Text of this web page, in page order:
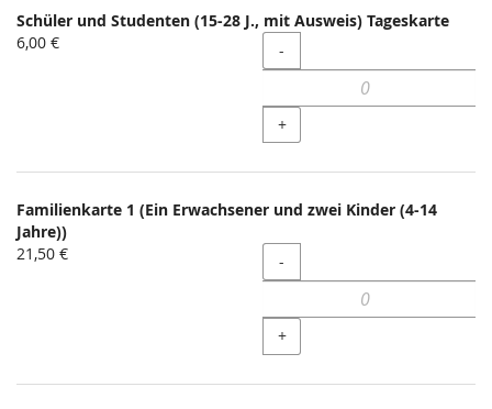
Schüler und Studenten (15-28 J., mit Ausweis) Tageskarte
6,00 €
Menge
-
+
Familienkarte 1 (Ein Erwachsener und zwei Kinder (4-14
Jahre))
21,50 €
Menge
-
+